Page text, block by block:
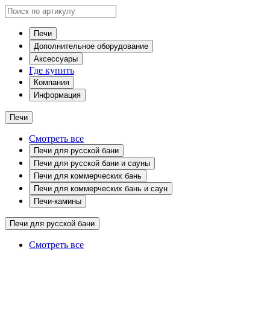
Печи
Дополнительное оборудование
Аксессуары
Где купить
Компания
Информация
Печи
Смотреть все
Печи для русской бани
Печи для русской бани и сауны
Печи для коммерческих бань
Печи для коммерческих бань и саун
Печи-камины
Печи для русской бани
Смотреть все